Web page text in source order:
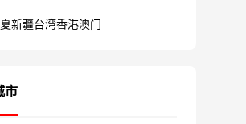
新疆台湾香港澳门
市